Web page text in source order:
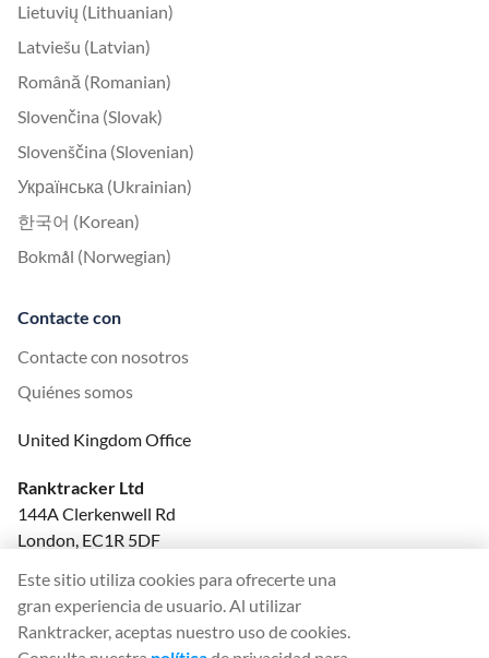
Lietuvių (Lithuanian)
Latviešu (Latvian)
Română (Romanian)
Slovenčina (Slovak)
Slovenščina (Slovenian)
Українська (Ukrainian)
한국어 (Korean)
Bokmål (Norwegian)
Contacte con
Contacte con nosotros
Quiénes somos
United Kingdom Office
Ranktracker Ltd
144A Clerkenwell Rd
London, EC1R 5DF
felix@ranktracker.com
Este sitio utiliza cookies para ofrecerte una
gran experiencia de usuario. Al utilizar
Ranktracker, aceptas nuestro uso de cookies.